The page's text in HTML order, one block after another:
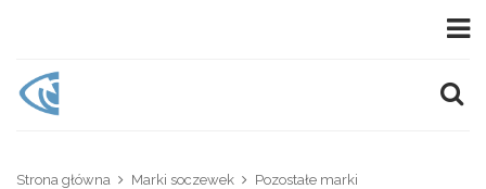
Strona główna Marki soczewek Pozostałe marki